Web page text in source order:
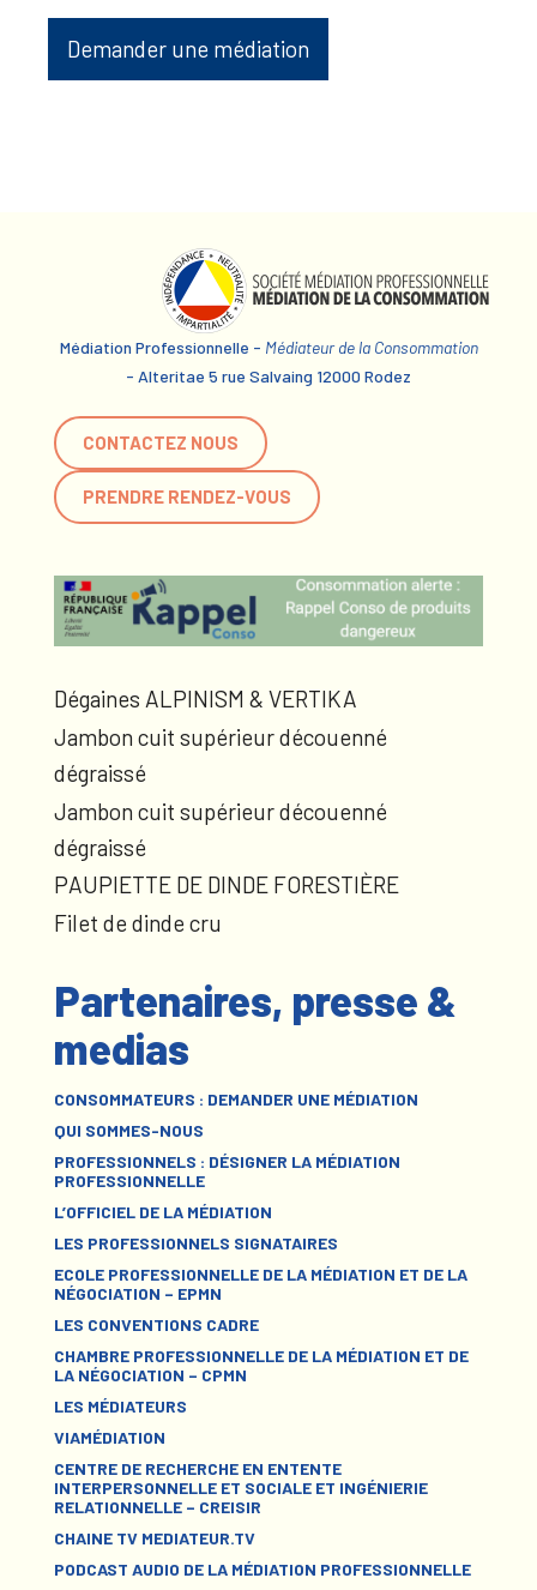
Demander une médiation
Médiation Professionnelle - Médiateur de la Consommation
- Alteritae 5 rue Salvaing 12000 Rodez
CONTACTEZ NOUS
PRENDRE RENDEZ-VOUS
Dégaines ALPINISM & VERTIKA
Jambon cuit supérieur découenné
dégraissé
Jambon cuit supérieur découenné
dégraissé
PAUPIETTE DE DINDE FORESTIÈRE
Filet de dinde cru
Partenaires, presse &
medias
CONSOMMATEURS : DEMANDER UNE MÉDIATION
QUI SOMMES-NOUS
PROFESSIONNELS : DÉSIGNER LA MÉDIATION
PROFESSIONNELLE
L’OFFICIEL DE LA MÉDIATION
LES PROFESSIONNELS SIGNATAIRES
ECOLE PROFESSIONNELLE DE LA MÉDIATION ET DE LA
NÉGOCIATION – EPMN
LES CONVENTIONS CADRE
CHAMBRE PROFESSIONNELLE DE LA MÉDIATION ET DE
LA NÉGOCIATION – CPMN
LES MÉDIATEURS
VIAMÉDIATION
CENTRE DE RECHERCHE EN ENTENTE
INTERPERSONNELLE ET SOCIALE ET INGÉNIERIE
RELATIONNELLE – CREISIR
CHAINE TV MEDIATEUR.TV
PODCAST AUDIO DE LA MÉDIATION PROFESSIONNELLE